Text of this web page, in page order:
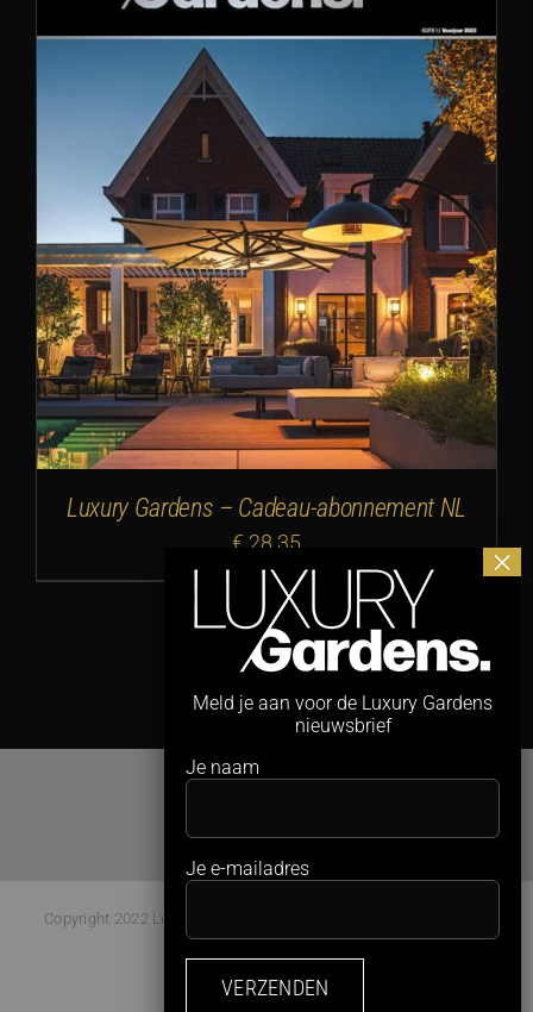
Luxury Gardens – Cadeau-abonnement NL
€28,35
1 2 Volgende
Copyright 2022 Luxury Gardens Magazine | All Rights Reserved |
Meld je aan voor de Luxury Gardens
nieuwsbrief
Je naam
Je e-mailadres